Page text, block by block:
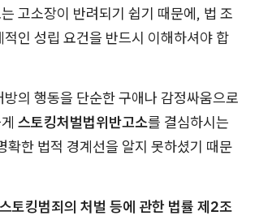
고소장이 반려되기 쉽기 때문에, 법 조
적인 성립 요건을 반드시 이해하셔야 합
의 행동을 단순한 구애나 감정싸움으로
스토킹처벌법위반고소를 결심하시는
확한 법적 경계선을 알지 못하셨기 때문
토킹범죄의 처벌 등에 관한 법률 제2조